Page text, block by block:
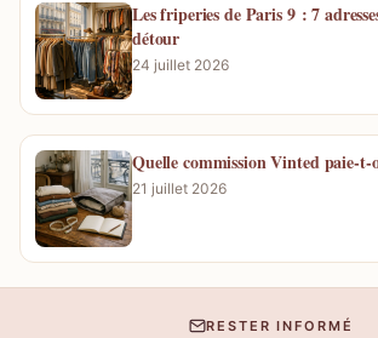
Les friperies de Paris 9 : 7
détour
24 juillet 2026
Quelle commission Vinted paie-
21 juillet 2026
RESTER INFORMÉ